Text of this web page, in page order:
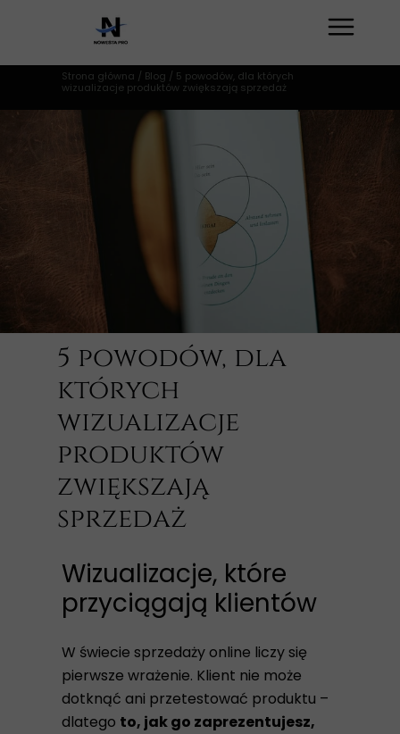
Strona główna / Blog / 5 powodów, dla których
wizualizacje produktów zwiększają sprzedaż
5 powodów, dla
których
wizualizacje
produktów
zwiększają
sprzedaż
Wizualizacje, które
przyciągają klientów
W świecie sprzedaży online liczy się
pierwsze wrażenie. Klient nie może
dotknąć ani przetestować produktu –
dlatego to, jak go zaprezentujesz,